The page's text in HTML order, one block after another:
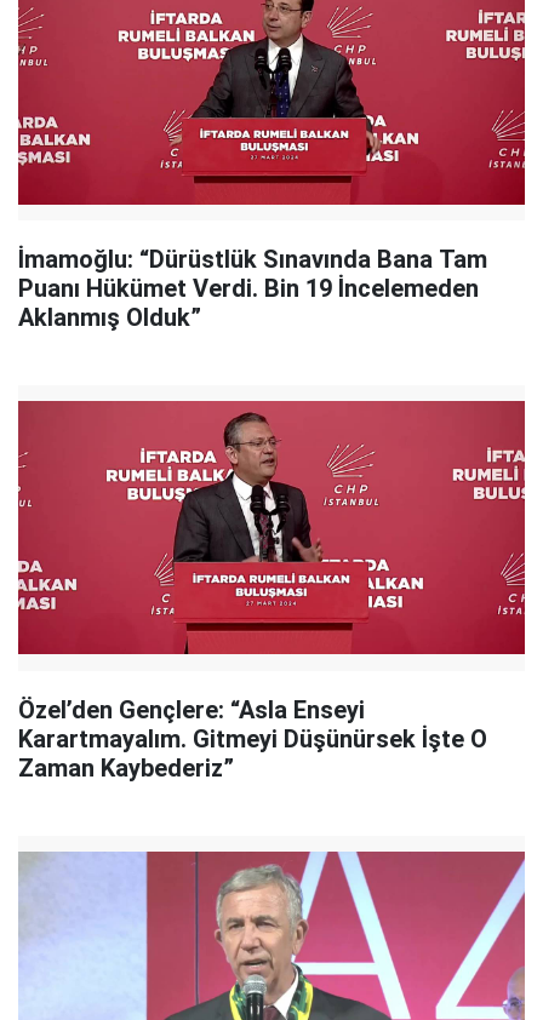
İmamoğlu: “Dürüstlük Sınavında Bana Tam
Puanı Hükümet Verdi. Bin 19 İncelemeden
Aklanmış Olduk”
Özel’den Gençlere: “Asla Enseyi
Karartmayalım. Gitmeyi Düşünürsek İşte O
Zaman Kaybederiz”